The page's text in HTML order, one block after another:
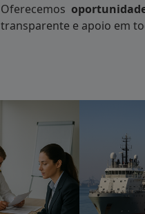
Oferecemos
transparente e apoio em